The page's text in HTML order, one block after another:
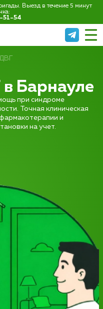
Выезд в течение 5 минут
51-54
Барнауле
при синдроме
Точная клиническая
и
на учет.